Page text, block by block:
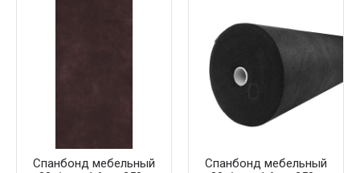
Спанбонд мебельный
Спанбонд мебельный